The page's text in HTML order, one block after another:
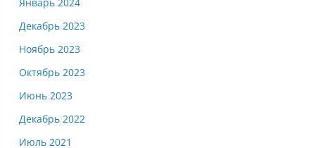
Декабрь 2023
Ноябрь 2023
Октябрь 2023
Июнь 2023
Декабрь 2022
Июль 2021